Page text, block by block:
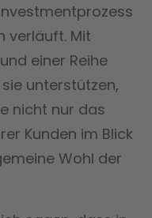
verläuft. Mit
einer Reihe
unterstützen,
nicht nur das
Kunden im Blick
Wohl der